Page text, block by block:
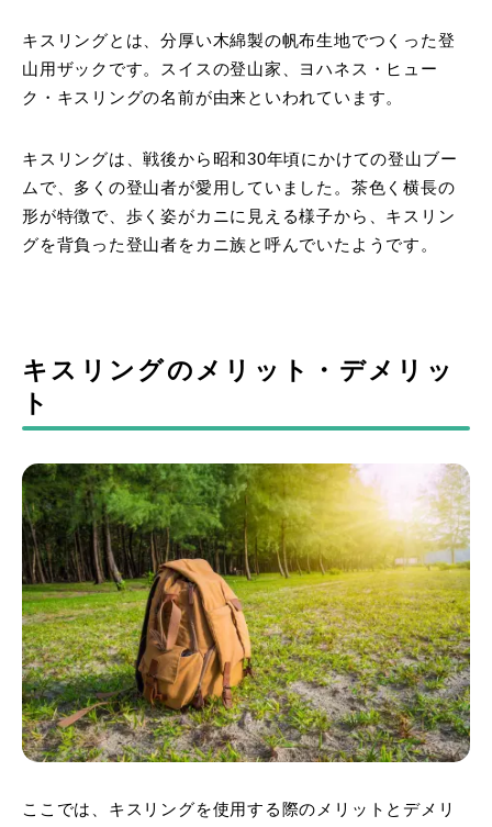
キスリングとは、分厚い木綿製の帆布生地でつくった登
山用ザックです。スイスの登山家、ヨハネス・ヒュー
ク・キスリングの名前が由来といわれています。
キスリングは、戦後から昭和30年頃にかけての登山ブー
ムで、多くの登山者が愛用していました。茶色く横長の
形が特徴で、歩く姿がカニに見える様子から、キスリン
グを背負った登山者をカニ族と呼んでいたようです。
キスリングのメリット・デメリッ
ト
ここでは、キスリングを使用する際のメリットとデメリ